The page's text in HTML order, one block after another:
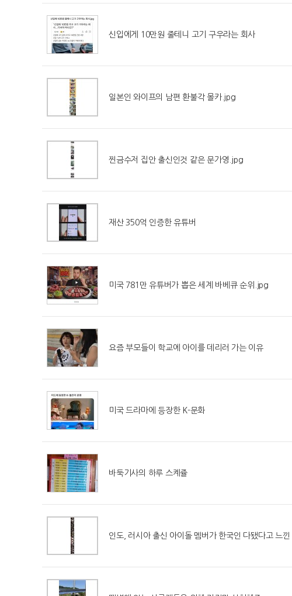
신입에게 10만원 줄테니 고기 구우라는 회사
일본인 와이프의 남편 환불각 몰카.jpg
찐금수저 집안 출신인것 같은 문가영.jpg
재산 350억 인증한 유튜버
미국 781만 유튜버가 뽑은 세계 바베큐 순위.jpg
요즘 부모들이 학교에 아이를 데리러 가는 이유
미국 드라마에 등장한 K-문화
바둑기사의 하루 스켸쥴
인도, 러시아 출신 아이돌 멤버가 한국인 다됐다고 느낀